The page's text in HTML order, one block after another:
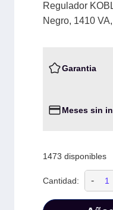
Regulador
Negro, 1410
Garantia
Meses sin
1473 disponibles
Cantidad: -